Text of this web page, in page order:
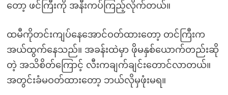
တော့ ဖင်ကြီးကို အနီးကပ်ကြည့်လိုက်တယ်။
ထမီကိုတင်းကျပ်နေအောင်ဝတ်ထားတော့ တင်ကြီးက
အယ်ထွက်နေသည်။ အခန်းထဲမှာ ဖိုမနှစ်ယောက်တည်းဆို
တဲ့ အသိစိတ်ကြောင့် လီးကချက်ချင်းတောင်လာတယ်။
အတွင်းခံမဝတ်ထားတော့ ဘယ်လိုမှဖုံးမရ။